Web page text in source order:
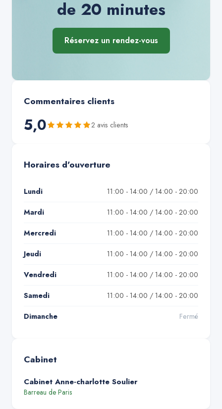
de 20 minutes
Réservez un rendez-vous
Commentaires clients
5,0 2 avis clients
Horaires d'ouverture
Lundi 11:00 - 14:00 / 14:00 - 20:00
Mardi 11:00 - 14:00 / 14:00 - 20:00
Mercredi 11:00 - 14:00 / 14:00 - 20:00
Jeudi 11:00 - 14:00 / 14:00 - 20:00
Vendredi 11:00 - 14:00 / 14:00 - 20:00
Samedi 11:00 - 14:00 / 14:00 - 20:00
Dimanche Fermé
Cabinet
Cabinet Anne-charlotte Soulier
Barreau de Paris